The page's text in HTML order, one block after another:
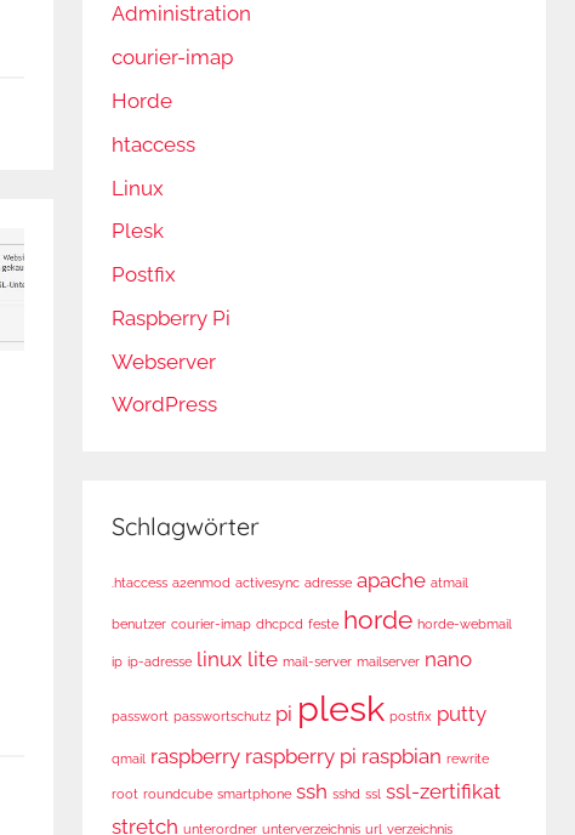
Administration
courier-imap
Horde
htaccess
Linux
Plesk
Postfix
Raspberry Pi
Webserver
WordPress
Schlagwörter
.htaccess a2enmod activesync adresse apache atmail
benutzer courier-imap dhcpcd feste horde horde-webmail
ip ip-adresse linux lite mail-server mailserver nano
passwort passwortschutz pi plesk postfix putty
qmail raspberry raspberry pi raspbian rewrite
root roundcube smartphone ssh sshd ssl ssl-zertifikat
stretch unterordner unterverzeichnis url verzeichnis